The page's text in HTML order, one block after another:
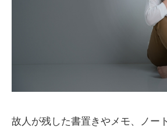
故人が残した書置きやメモ、ノー